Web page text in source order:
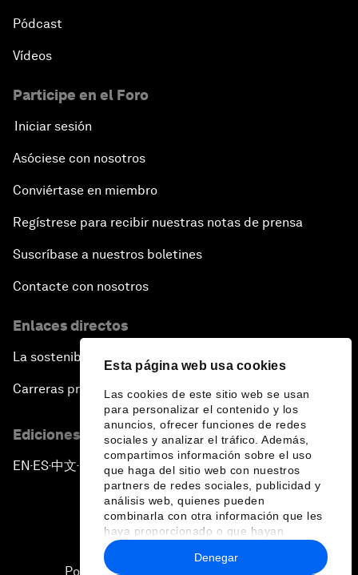
Esta página web usa cookies
Las cookies de este sitio web se usan
para personalizar el contenido y los
anuncios, ofrecer funciones de redes
sociales y analizar el tráfico. Además,
compartimos información sobre el uso
que haga del sitio web con nuestros
partners de redes sociales, publicidad y
análisis web, quienes pueden
combinarla con otra información que les
haya proporcionado o que hayan
recopilado a partir del uso que haya
hecho de sus servicios.
Denegar
Pódcast
Vídeos
Participe en el Foro
Iniciar sesión
Asóciese con nosotros
Conviértase en miembro
Regístrese para recibir nuestras notas de prensa
Suscríbase a nuestros boletines
Contacte con nosotros
Enlaces directos
La sostenibilidad en el Foro
Carreras profesionales
Ediciones en otros idiomas
EN ▪ ES▪中文▪ 日本語
Política de privacidad y normas de uso